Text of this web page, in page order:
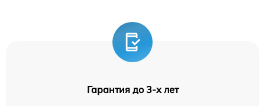
Гарантия до 3-х лет